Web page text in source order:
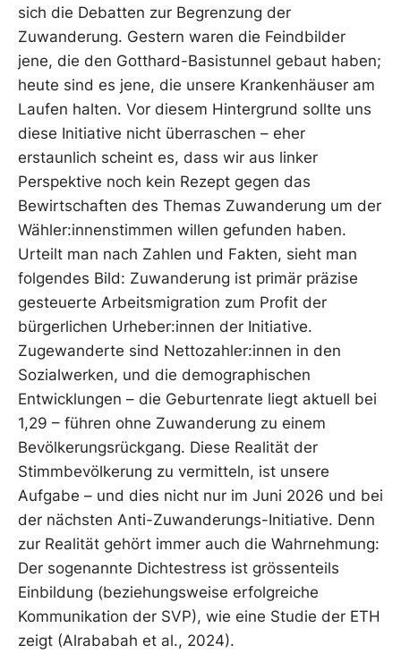
sich die Debatten zur Begrenzung der
Zuwanderung. Gestern waren die Feindbilder
jene, die den Gotthard-Basistunnel gebaut haben;
heute sind es jene, die unsere Krankenhäuser am
Laufen halten. Vor diesem Hintergrund sollte uns
diese Initiative nicht überraschen – eher
erstaunlich scheint es, dass wir aus linker
Perspektive noch kein Rezept gegen das
Bewirtschaften des Themas Zuwanderung um der
Wähler:innenstimmen willen gefunden haben.
Urteilt man nach Zahlen und Fakten, sieht man
folgendes Bild: Zuwanderung ist primär präzise
gesteuerte Arbeitsmigration zum Profit der
bürgerlichen Urheber:innen der Initiative.
Zugewanderte sind Nettozahler:innen in den
Sozialwerken, und die demographischen
Entwicklungen – die Geburtenrate liegt aktuell bei
1,29 – führen ohne Zuwanderung zu einem
Bevölkerungsrückgang. Diese Realität der
Stimmbevölkerung zu vermitteln, ist unsere
Aufgabe – und dies nicht nur im Juni 2026 und bei
der nächsten Anti-Zuwanderungs-Initiative. Denn
zur Realität gehört immer auch die Wahrnehmung:
Der sogenannte Dichtestress ist grössenteils
Einbildung (beziehungsweise erfolgreiche
Kommunikation der SVP), wie eine Studie der ETH
zeigt (Alrababah et al., 2024).